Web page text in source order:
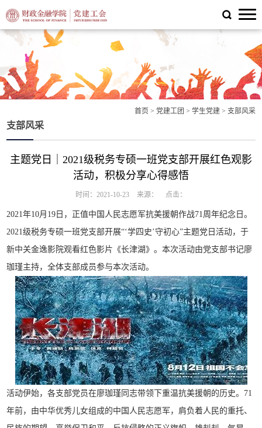
首页 > 党建工团 > 学生党建> 支部风采
支部风采
主题党日｜2021级税务专硕一班党支部开展红色观影
活动，积极分享心得感悟
时间：2021-10-23 来源： 点击：
2021年10月19日，正值中国人民志愿军抗美援朝作战71周年纪念日。
2021级税务专硕一班党支部开展“‘学四史’守初心”主题党日活动，于
新中关金逸影院观看红色影片《长津湖》。本次活动由党支部书记廖
珈瑾主持，全体支部成员参与本次活动。
活动伊始，各支部党员在廖珈瑾同志带领下重温抗美援朝的历史。71
年前，由中华优秀儿女组成的中国人民志愿军，肩负着人民的重托、